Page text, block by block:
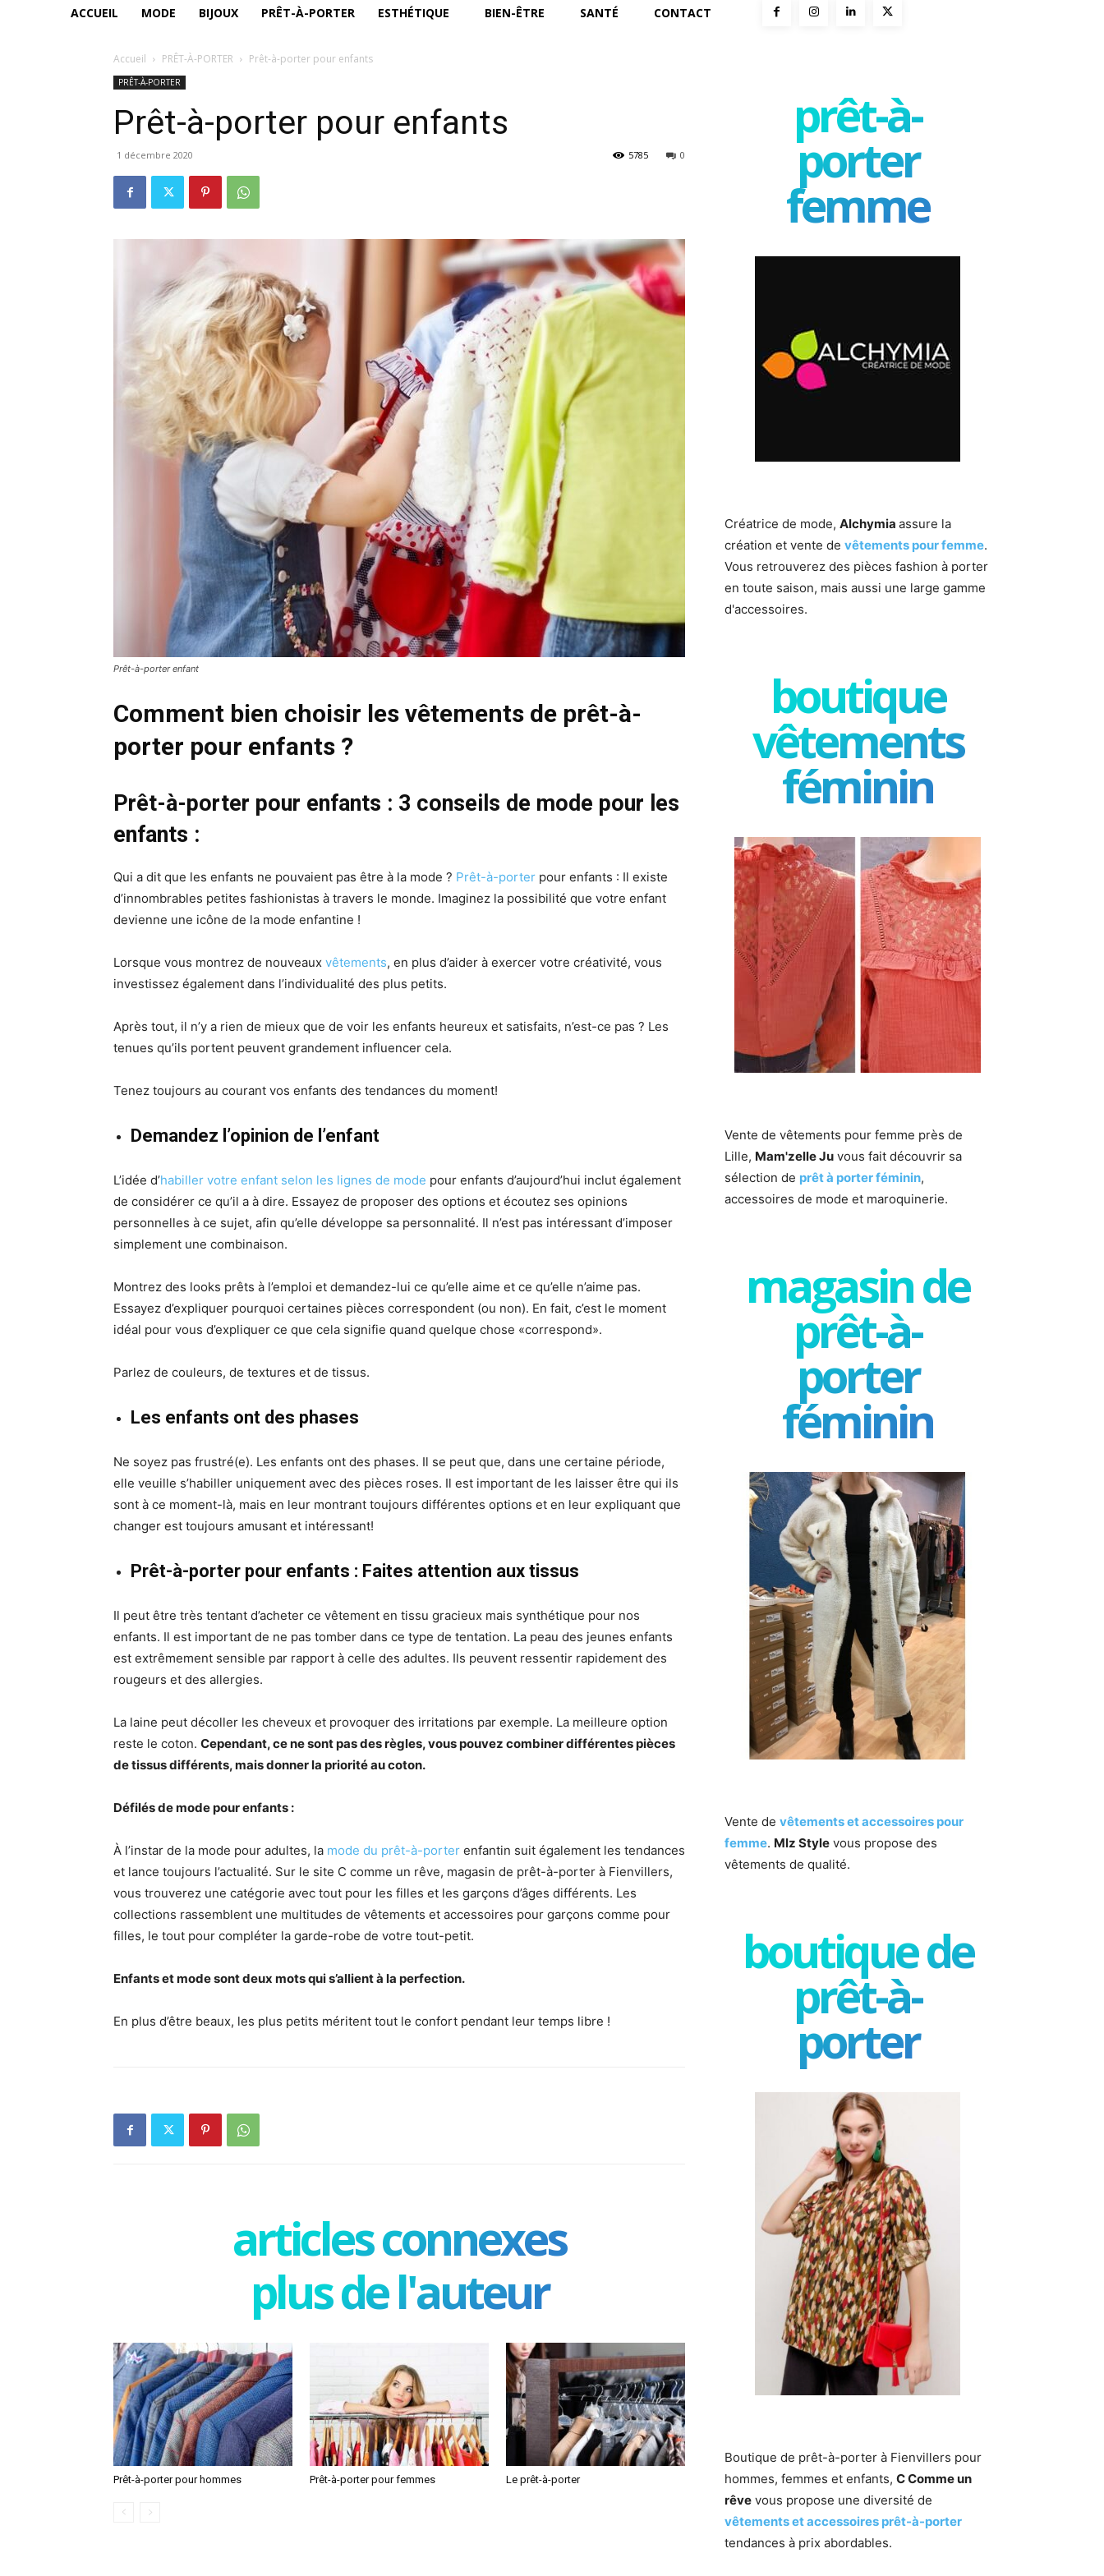
ACCUEIL MODE BIJOUX PRÊT-À-PORTER ESTHÉTIQUE BIEN-ÊTRE SANTÉ CONTACT
Accueil PRÊT-À-PORTER Prêt-à-porter pour enfants
PRÊT-À-PORTER
Prêt-à-porter pour enfants
1 décembre 2020 0
5785
Prêt-à-porter enfant
Comment bien choisir les vêtements de prêt-à-
porter pour enfants ?
Prêt-à-porter pour enfants : 3 conseils de mode pour les
enfants :
Qui a dit que les enfants ne pouvaient pas être à la mode ? Prêt-à-porter pour enfants : Il existe
d’innombrables petites fashionistas à travers le monde. Imaginez la possibilité que votre enfant
devienne une icône de la mode enfantine !
Lorsque vous montrez de nouveaux vêtements, en plus d’aider à exercer votre créativité, vous
investissez également dans l’individualité des plus petits.
Après tout, il n’y a rien de mieux que de voir les enfants heureux et satisfaits, n’est-ce pas ? Les
tenues qu’ils portent peuvent grandement influencer cela.
Tenez toujours au courant vos enfants des tendances du moment!
Demandez l’opinion de l’enfant
L’idée d’habiller votre enfant selon les lignes de mode pour enfants d’aujourd’hui inclut également
de considérer ce qu’il a à dire. Essayez de proposer des options et écoutez ses opinions
personnelles à ce sujet, afin qu’elle développe sa personnalité. Il n’est pas intéressant d’imposer
simplement une combinaison.
Montrez des looks prêts à l’emploi et demandez-lui ce qu’elle aime et ce qu’elle n’aime pas.
Essayez d’expliquer pourquoi certaines pièces correspondent (ou non). En fait, c’est le moment
idéal pour vous d’expliquer ce que cela signifie quand quelque chose «correspond».
Parlez de couleurs, de textures et de tissus.
Les enfants ont des phases
Ne soyez pas frustré(e). Les enfants ont des phases. Il se peut que, dans une certaine période,
elle veuille s’habiller uniquement avec des pièces roses. Il est important de les laisser être qui ils
sont à ce moment-là, mais en leur montrant toujours différentes options et en leur expliquant que
changer est toujours amusant et intéressant!
Prêt-à-porter pour enfants : Faites attention aux tissus
Il peut être très tentant d’acheter ce vêtement en tissu gracieux mais synthétique pour nos
enfants. Il est important de ne pas tomber dans ce type de tentation. La peau des jeunes enfants
est extrêmement sensible par rapport à celle des adultes. Ils peuvent ressentir rapidement des
rougeurs et des allergies.
La laine peut décoller les cheveux et provoquer des irritations par exemple. La meilleure option
reste le coton. Cependant, ce ne sont pas des règles, vous pouvez combiner différentes pièces
de tissus différents, mais donner la priorité au coton.
Défilés de mode pour enfants :
À l’instar de la mode pour adultes, la mode du prêt-à-porter enfantin suit également les tendances
et lance toujours l’actualité. Sur le site C comme un rêve, magasin de prêt-à-porter à Fienvillers,
vous trouverez une catégorie avec tout pour les filles et les garçons d’âges différents. Les
collections rassemblent une multitudes de vêtements et accessoires pour garçons comme pour
filles, le tout pour compléter la garde-robe de votre tout-petit.
Enfants et mode sont deux mots qui s’allient à la perfection.
En plus d’être beaux, les plus petits méritent tout le confort pendant leur temps libre !
articles connexes
plus de l'auteur
Prêt-à-porter pour hommes Prêt-à-porter pour femmes Le prêt-à-porter
prêt-à-
porter
femme
Créatrice de mode, Alchymia assure la
création et vente de vêtements pour femme.
Vous retrouverez des pièces fashion à porter
en toute saison, mais aussi une large gamme
d'accessoires.
boutique
vêtements
féminin
Vente de vêtements pour femme près de
Lille, Mam'zelle Ju vous fait découvrir sa
sélection de prêt à porter féminin,
accessoires de mode et maroquinerie.
magasin de
prêt-à-
porter
féminin
Vente de vêtements et accessoires pour
femme. Mlz Style vous propose des
vêtements de qualité.
boutique de
prêt-à-
porter
Boutique de prêt-à-porter à Fienvillers pour
hommes, femmes et enfants, C Comme un
rêve vous propose une diversité de
vêtements et accessoires prêt-à-porter
tendances à prix abordables.